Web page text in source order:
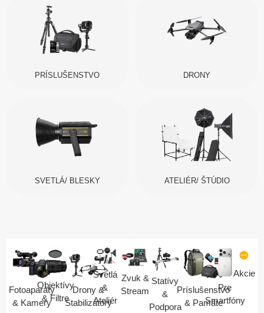
PRÍSLUŠENSTVO DRONY
SVETLÁ/ BLESKY ATELIÉR/ ŠTÚDIO
Fotoaparáty
& Kamery
Objektívy
& Filtre
Drony &
Stabilizátory
Svetlá
&
Ateliér
Zvuk &
Stream
Statívy
&
Podpora
Príslušenstvo
& Pamäte
Pre
Smartfóny
Akcie